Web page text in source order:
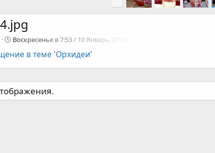
Воскресенье в 7:53 / 10 Январь 2010г.
в теме 'Орхидеи'